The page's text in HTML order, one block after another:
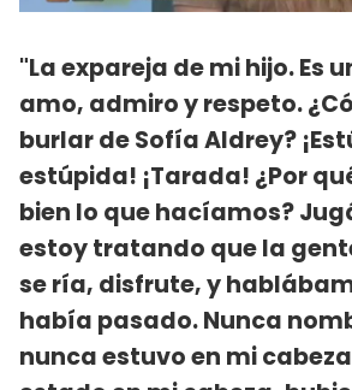
"La expareja de mi hijo. Es
amo, admiro y respeto.
burlar de Sofía Aldrey?
estúpida! ¡Tarada! ¿Por
bien lo que hacíamos?
estoy tratando que la
se ría, disfrute, y
había pasado. Nunca
nunca estuvo en mi